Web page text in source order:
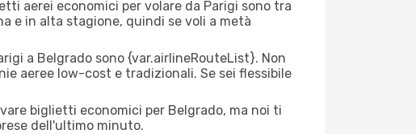
aerei economici per volare da Parigi sono tra
e in alta stagione, quindi se voli a metà
a Belgrado sono {​var.airlineRouteList}. Non
aeree low-cost e tradizionali. Se sei flessibile
biglietti economici per Belgrado, ma noi ti
dell'ultimo minuto.